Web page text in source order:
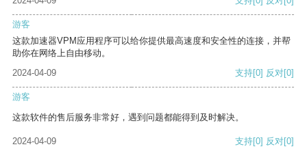
游客
这款加速器VPM应用程序可以给你提供最高速度和安全性的连接，并帮
助你在网络上自由移动。
2024-04-09
支持[0] 反对[0]
游客
这款软件的售后服务非常好，遇到问题都能得到及时解决。
2024-04-09 支持[0] 反对[0]